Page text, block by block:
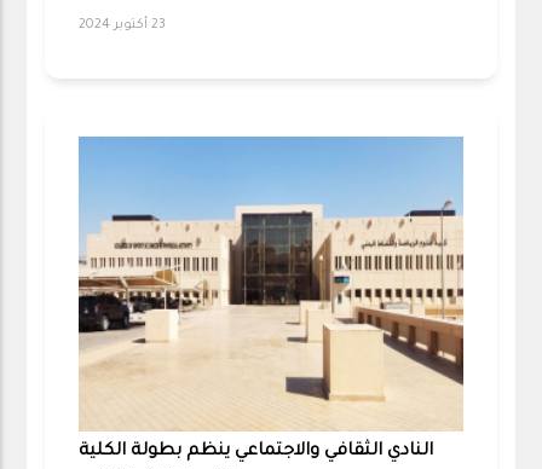
23 أكتوبر 2024
النادي الثقافي والاجتماعي ينظم بطولة الكلية